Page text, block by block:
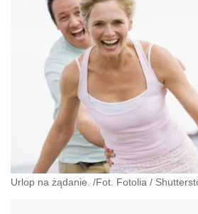
Urlop na żądanie. /Fot. Fotolia /